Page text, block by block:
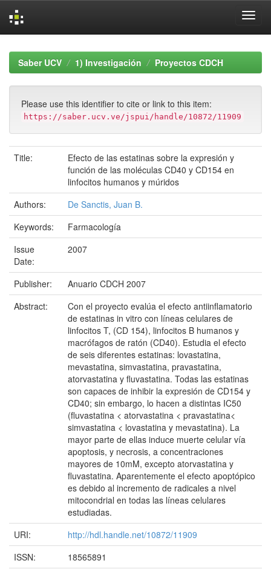
navigationSaber UCV 1) Investigación Proyectos CDCH
Please use this identifier to cite or link to this item:
https://saber.ucv.ve/jspui/handle/10872/11909
Title:
Efecto de las estatinas sobre la expresión y
función de las moléculas CD40 y CD154 en
linfocitos humanos y múridos
Authors:
De Sanctis, Juan B.
Keywords:
Farmacología
Issue
Date:
2007
Publisher:
Anuario CDCH 2007
Abstract:
Con el proyecto evalúa el efecto antiinflamatorio
de estatinas in vitro con líneas celulares de
linfocitos T, (CD 154), linfocitos B humanos y
macrófagos de ratón (CD40). Estudia el efecto
de seis diferentes estatinas: lovastatina,
mevastatina, simvastatina, pravastatina,
atorvastatina y fluvastatina. Todas las estatinas
son capaces de inhibir la expresión de CD154 y
CD40; sin embargo, lo hacen a distintas IC50
(fluvastatina < atorvastatina < pravastatina<
simvastatina < lovastatina y mevastatina). La
mayor parte de ellas induce muerte celular vía
apoptosis, y necrosis, a concentraciones
mayores de 10mM, excepto atorvastatina y
fluvastatina. Aparentemente el efecto apoptópico
es debido al incremento de radicales a nivel
mitocondrial en todas las líneas celulares
estudiadas.
URI:
http://hdl.handle.net/10872/11909
ISSN:
18565891